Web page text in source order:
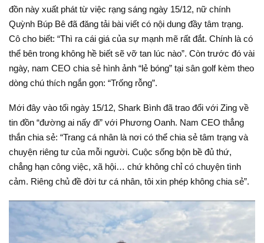
đồn này xuất phát từ việc rạng sáng ngày 15/12, nữ chính
Quỳnh Búp Bê đã đăng tải bài viết có nội dung đầy tâm trạng.
Cô cho biết: “Thì ra cái giá của sự mạnh mẽ rất đắt. Chính là có
thể bên trong không hề biết sẽ vỡ tan lúc nào”. Còn trước đó vài
ngày, nam CEO chia sẻ hình ảnh “lẻ bóng” tại sân golf kèm theo
dòng chú thích ngắn gọn: “Trống rỗng”.
Mới đây vào tối ngày 15/12, Shark Bình đã trao đổi với Zing về
tin đồn “đường ai nấy đi” với Phương Oanh. Nam CEO thẳng
thắn chia sẻ: “Trang cá nhân là nơi có thể chia sẻ tâm trạng và
chuyện riêng tư của mỗi người. Cuộc sống bộn bề đủ thứ,
chẳng hạn công việc, xã hội… chứ không chỉ có chuyện tình
cảm. Riêng chủ đề đời tư cá nhân, tôi xin phép không chia sẻ”.